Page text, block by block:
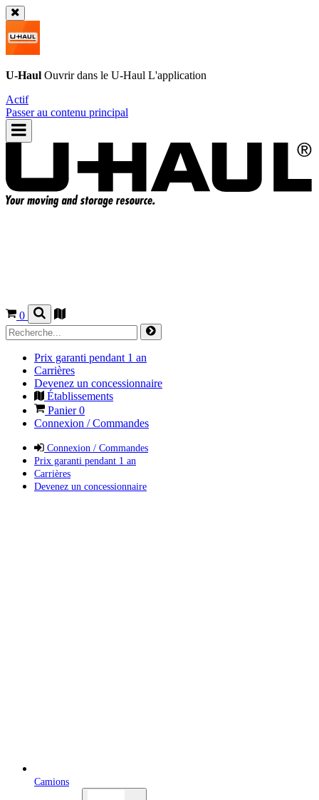
U-Haul Ouvrir dans le U-Haul L'application
Actif
Passer au contenu principal
0
Prix garanti pendant 1 an
Carrières
Devenez un concessionnaire
Établissements
Panier0
Connexion / Commandes
Connexion / Commandes
Prix garanti pendant 1 an
Carrières
Devenez un concessionnaire
Camions